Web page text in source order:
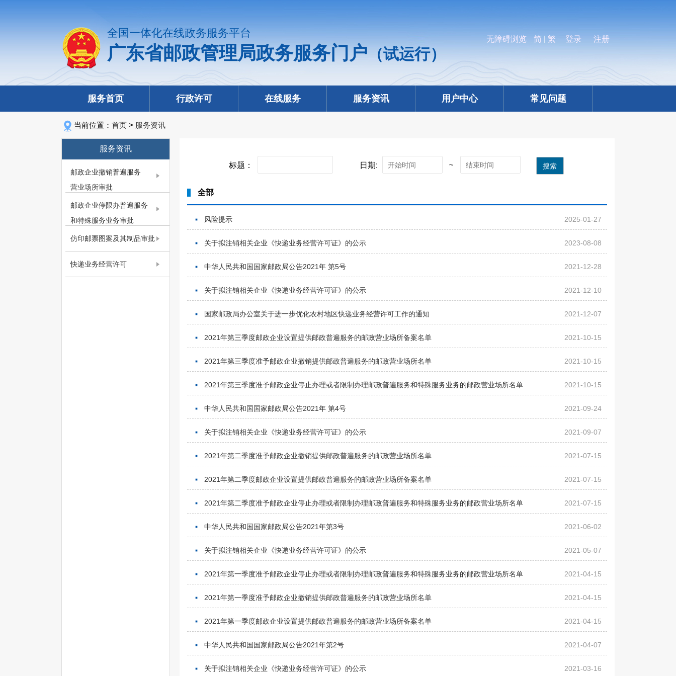
全国一体化在线政务服务平台
广东省邮政管理局政务服务门户（试运行）
无障碍浏览 简 繁 登录 注册
服务首页 行政许可 在线服务 服务资讯 用户中心 常见问题
当前位置： 首页 > 服务资讯
服务资讯
邮政企业撤销普遍服务
营业场所审批
邮政企业停限办普遍服务
和特殊服务业务审批
仿印邮票图案及其制品审批
快递业务经营许可
标题： 日期: ~ 搜索
全部
风险提示 2025-01-27
关于拟注销相关企业《快递业务经营许可证》的公示 2023-08-08
中华人民共和国国家邮政局公告2021年 第5号 2021-12-28
关于拟注销相关企业《快递业务经营许可证》的公示 2021-12-10
国家邮政局办公室关于进一步优化农村地区快递业务经营许可工作的通知 2021-12-07
2021年第三季度邮政企业设置提供邮政普遍服务的邮政营业场所备案名单 2021-10-15
2021年第三季度准予邮政企业撤销提供邮政普遍服务的邮政营业场所名单 2021-10-15
2021年第三季度准予邮政企业停止办理或者限制办理邮政普遍服务和特殊服务业务的邮政营业场所名单 2021-10-15
中华人民共和国国家邮政局公告2021年 第4号 2021-09-24
关于拟注销相关企业《快递业务经营许可证》的公示 2021-09-07
2021年第二季度准予邮政企业撤销提供邮政普遍服务的邮政营业场所名单 2021-07-15
2021年第二季度邮政企业设置提供邮政普遍服务的邮政营业场所备案名单 2021-07-15
2021年第二季度准予邮政企业停止办理或者限制办理邮政普遍服务和特殊服务业务的邮政营业场所名单 2021-07-15
中华人民共和国国家邮政局公告2021年第3号 2021-06-02
关于拟注销相关企业《快递业务经营许可证》的公示 2021-05-07
2021年第一季度准予邮政企业停止办理或者限制办理邮政普遍服务和特殊服务业务的邮政营业场所名单 2021-04-15
2021年第一季度准予邮政企业撤销提供邮政普遍服务的邮政营业场所名单 2021-04-15
2021年第一季度邮政企业设置提供邮政普遍服务的邮政营业场所备案名单 2021-04-15
中华人民共和国国家邮政局公告2021年第2号 2021-04-07
关于拟注销相关企业《快递业务经营许可证》的公示 2021-03-16